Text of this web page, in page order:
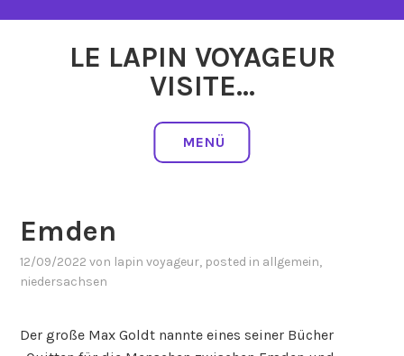
LE LAPIN VOYAGEUR
VISITE…
MENÜ
Emden
12/09/2022 von lapin voyageur, posted in allgemein,
niedersachsen
Der große Max Goldt nannte eines seiner Bücher